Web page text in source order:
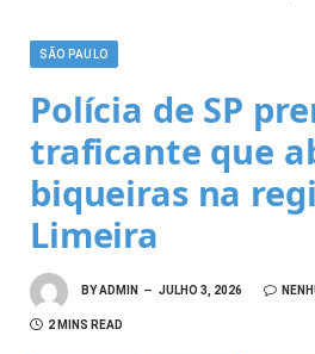
SÃO PAULO
Polícia de SP
traficante que
biqueiras na
Limeira
BYADMIN JULHO 3, 2026
2 MINS READ